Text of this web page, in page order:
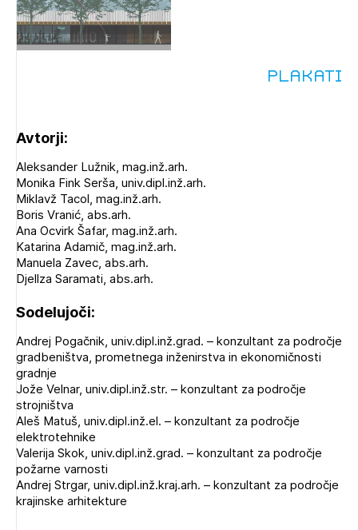
Plakati
Avtorji:
Aleksander Lužnik, mag.inž.arh.
Monika Fink Serša, univ.dipl.inž.arh.
Miklavž Tacol, mag.inž.arh.
Boris Vranić, abs.arh.
Ana Ocvirk Šafar, mag.inž.arh.
Katarina Adamič, mag.inž.arh.
Manuela Zavec, abs.arh.
Djellza Saramati, abs.arh.
Sodelujoči:
Andrej Pogačnik, univ.dipl.inž.grad. – konzultant za področje
gradbeništva, prometnega inženirstva in ekonomičnosti
gradnje
Jože Velnar, univ.dipl.inž.str. – konzultant za področje
strojništva
Aleš Matuš, univ.dipl.inž.el. – konzultant za področje
elektrotehnike
Valerija Skok, univ.dipl.inž.grad. – konzultant za področje
požarne varnosti
Andrej Strgar, univ.dipl.inž.kraj.arh. – konzultant za področje
krajinske arhitekture